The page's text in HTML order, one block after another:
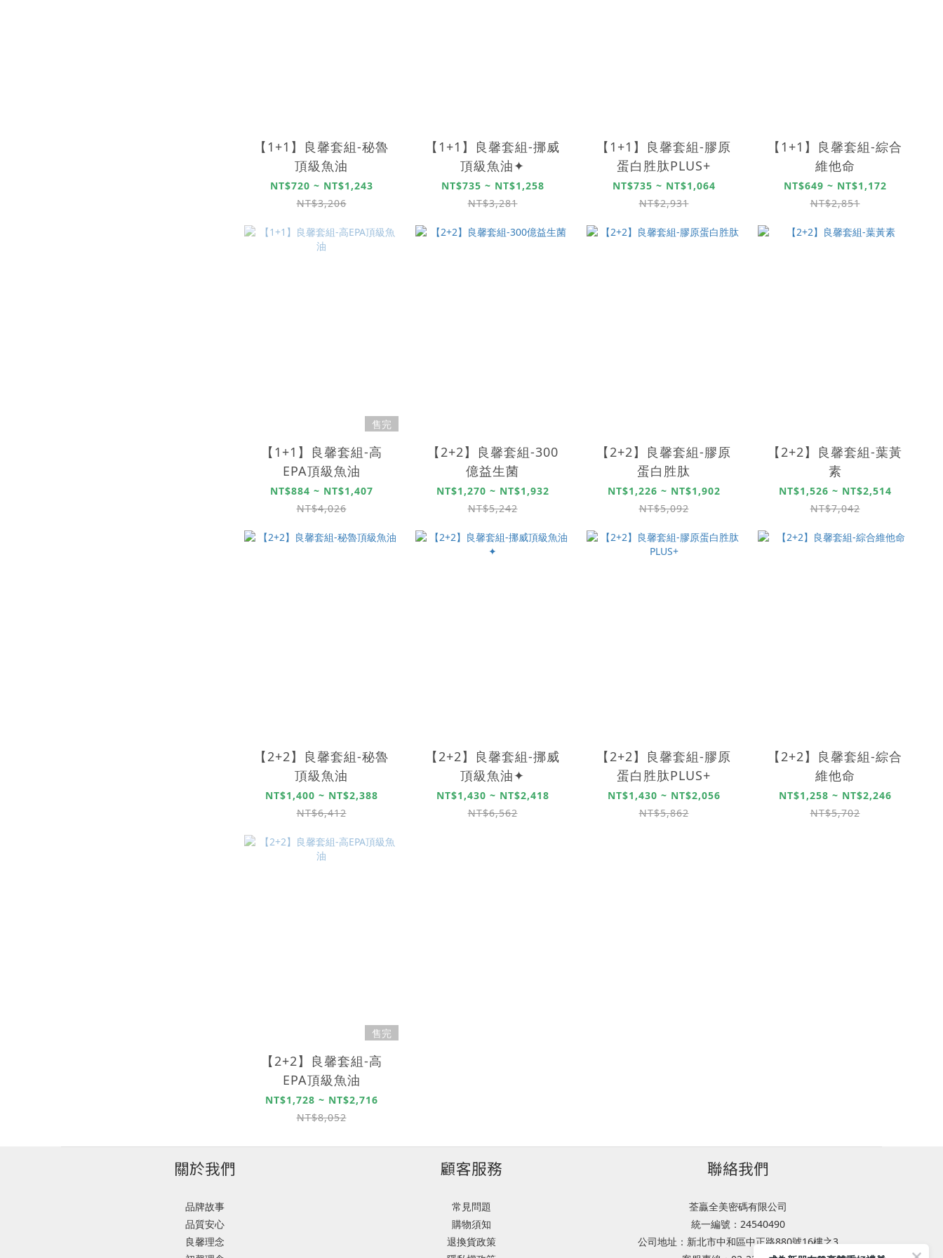
【1+1】良馨套組-秘魯
頂級魚油
NT$720 ~ NT$1,243
NT$3,206
【1+1】良馨套組-挪威
頂級魚油✦
NT$735 ~ NT$1,258
NT$3,281
【1+1】良馨套組-膠原
蛋白胜肽PLUS+
NT$735 ~ NT$1,064
NT$2,931
【1+1】良馨套組-綜合
維他命
NT$649 ~ NT$1,172
NT$2,851
售完
【1+1】良馨套組-高
EPA頂級魚油
NT$884 ~ NT$1,407
NT$4,026
【2+2】良馨套組-300
億益生菌
NT$1,270 ~ NT$1,932
NT$5,242
【2+2】良馨套組-膠原
蛋白胜肽
NT$1,226 ~ NT$1,902
NT$5,092
【2+2】良馨套組-葉黃
素
NT$1,526 ~ NT$2,514
NT$7,042
【2+2】良馨套組-秘魯
頂級魚油
NT$1,400 ~ NT$2,388
NT$6,412
【2+2】良馨套組-挪威
頂級魚油✦
NT$1,430 ~ NT$2,418
NT$6,562
【2+2】良馨套組-膠原
蛋白胜肽PLUS+
NT$1,430 ~ NT$2,056
NT$5,862
【2+2】良馨套組-綜合
維他命
NT$1,258 ~ NT$2,246
NT$5,702
售完
【2+2】良馨套組-高
EPA頂級魚油
NT$1,728 ~ NT$2,716
NT$8,052
關於我們
品牌故事
品質安心
良馨理念
顧客服務
常見問題
購物須知
退換貨政策
聯絡我們
荃贏全美密碼有限公司
統一編號：24540490
公司地址：新北市中和區中正路880號16樓之3